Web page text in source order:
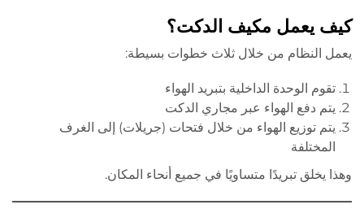
كيف يعمل مكيف الدكت؟
يعمل النظام من خلال ثلاث خطوات بسيطة:
تقوم الوحدة الداخلية بتبريد الهواء
يتم دفع الهواء عبر مجاري الدكت
يتم توزيع الهواء من خلال فتحات (جريلات) إلى الغرف
المختلفة
وهذا يخلق تبريدًا متساويًا في جميع أنحاء المكان.